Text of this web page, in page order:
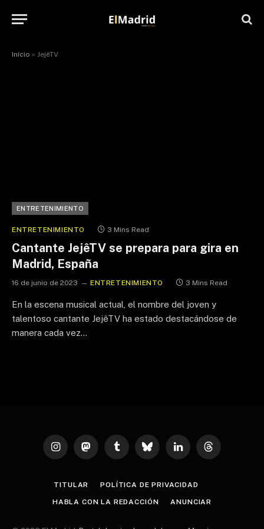
Início » JejêTV
ENTRETENIMIENTO
ENTRETENIMIENTO 3 Mins Read
Cantante JejêTV se prepara para gira en
Madrid, España
16 de junio de 2023 ENTRETENIMIENTO 3 Mins Read
En la escena musical actual, el nombre del joven y
talentoso cantante JejêTV ha estado destacándose de
manera cada vez…
InstagramMastodonTumblr Bluesky LinkedInThreads
TITULAR POLÍTICA DE PRIVACIDAD
HABLA CON LA REDACCIÓN ANUNCIAR